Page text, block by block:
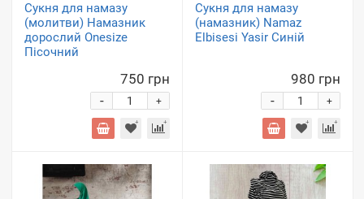
Сукня для намазу
(молитви) Намазник
дорослий Onesize
Пісочний
750 грн
+
-
Сукня для намазу
(намазник) Namaz
Elbisesi Yasir Синій
980 грн
+
-